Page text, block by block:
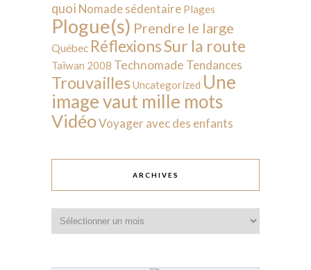
quoi Nomade sédentaire Plages
Plogue(s) Prendre le large
Québec RéflexionsSur la route
Taïwan 2008 Technomade Tendances
Trouvailles Uncategorized Une
image vaut mille mots
VidéoVoyager avec des enfants
ARCHIVES